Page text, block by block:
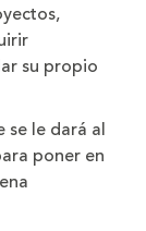
su propio
se le dará al
poner en